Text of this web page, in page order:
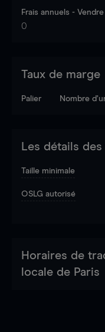
Frais annuels - Vendre
0
Taux de marge
Palier Nombre
Les détails
Taille minimale
OSLG autorisé
Horaires de
locale de Paris